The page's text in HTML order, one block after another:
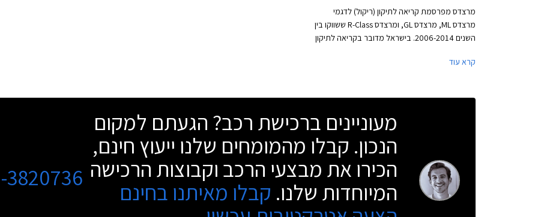
מרצדס מפרסמת קריאה לתיקון (ריקול) לדגמי
מרצדס ML, מרצדס GL, ומרצדס R-Class ששווקו בין
השנים 2006-2014. בישראל מדובר בקריאה לתיקון
קורוזיה שתשפיע על תפקודו. במקרה של קורוזיה
קרא עוד
מעוניינים ברכישת רכב? הגעתם למקום
הנכון. קבלו מהמומחים שלנו ייעוץ חינם,
הכירו את מבצעי הרכב וקבוצות הרכישה
המיוחדות שלנו. קבלו מאיתנו בחינם
3820736